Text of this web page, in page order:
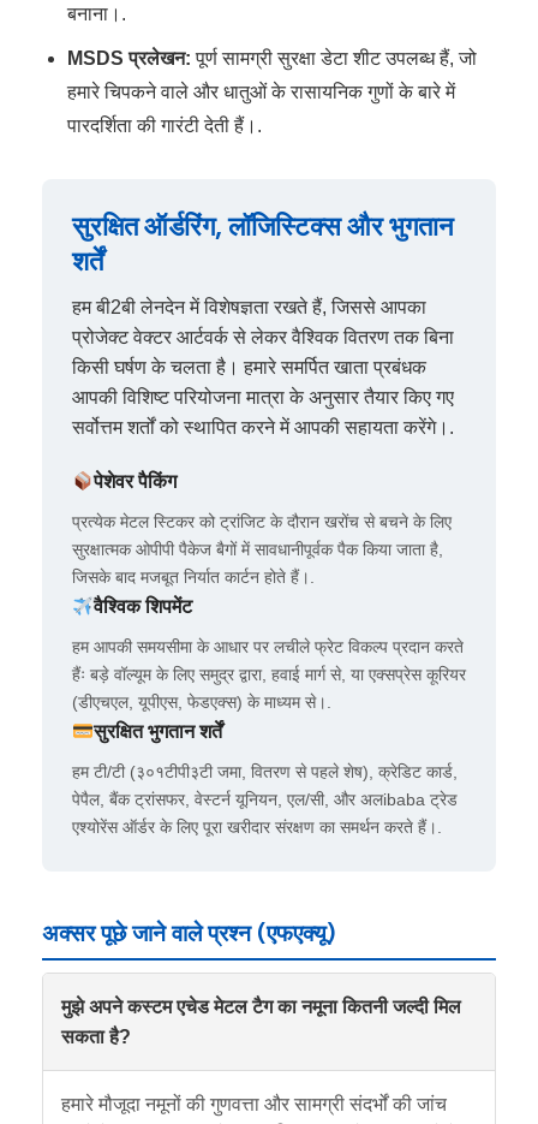
बनाना।.
MSDS प्रलेखन: पूर्ण सामग्री सुरक्षा डेटा शीट उपलब्ध हैं, जो
हमारे चिपकने वाले और धातुओं के रासायनिक गुणों के बारे में
पारदर्शिता की गारंटी देती हैं।.
सुरक्षित ऑर्डरिंग, लॉजिस्टिक्स और भुगतान
शर्तें
हम बी2बी लेनदेन में विशेषज्ञता रखते हैं, जिससे आपका
प्रोजेक्ट वेक्टर आर्टवर्क से लेकर वैश्विक वितरण तक बिना
किसी घर्षण के चलता है। हमारे समर्पित खाता प्रबंधक
आपकी विशिष्ट परियोजना मात्रा के अनुसार तैयार किए गए
सर्वोत्तम शर्तों को स्थापित करने में आपकी सहायता करेंगे।.
पेशेवर पैकिंग
प्रत्येक मेटल स्टिकर को ट्रांजिट के दौरान खरोंच से बचने के लिए
सुरक्षात्मक ओपीपी पैकेज बैगों में सावधानीपूर्वक पैक किया जाता है,
जिसके बाद मजबूत निर्यात कार्टन होते हैं।.
वैश्विक शिपमेंट
हम आपकी समयसीमा के आधार पर लचीले फ्रेट विकल्प प्रदान करते
हैंः बड़े वॉल्यूम के लिए समुद्र द्वारा, हवाई मार्ग से, या एक्सप्रेस कूरियर
(डीएचएल, यूपीएस, फेडएक्स) के माध्यम से।.
सुरक्षित भुगतान शर्तें
हम टी/टी (३०१टीपी३टी जमा, वितरण से पहले शेष), क्रेडिट कार्ड,
पेपैल, बैंक ट्रांसफर, वेस्टर्न यूनियन, एल/सी, और अलibaba ट्रेड
एश्योरेंस ऑर्डर के लिए पूरा खरीदार संरक्षण का समर्थन करते हैं।.
अक्सर पूछे जाने वाले प्रश्न (एफएक्यू)
मुझे अपने कस्टम एचेड मेटल टैग का नमूना कितनी जल्दी मिल
सकता है?
हमारे मौजूदा नमूनों की गुणवत्ता और सामग्री संदर्भों की जांच